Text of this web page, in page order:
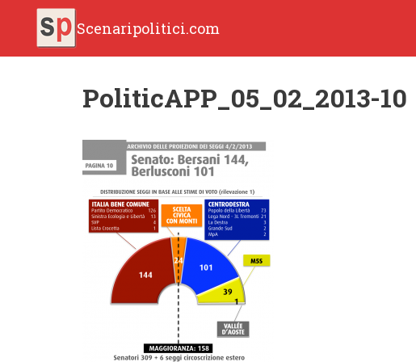
Scenaripolitici.com
PoliticAPP_05_02_2013-10